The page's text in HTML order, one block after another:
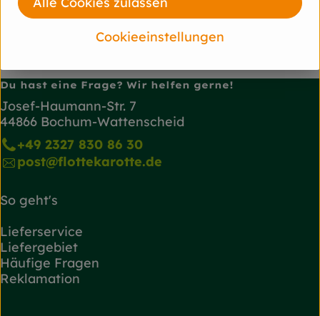
Du hast eine Frage? Wir helfen gerne!
Josef-Haumann-Str. 7
44866 Bochum-Wattenscheid
+49 2327 830 86 30
post@flottekarotte.de
So geht's
Lieferservice
Liefergebiet
Häufige Fragen
Reklamation
Cookieeinstellungen